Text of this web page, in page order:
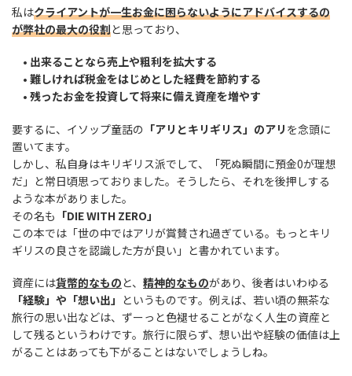
私はクライアントが一生お金に困らないようにアドバイスするの
が弊社の最大の役割と思っており、
• 出来ることなら売上や粗利を拡大する
• 難しければ税金をはじめとした経費を節約する
• 残ったお金を投資して将来に備え資産を増やす
要するに、イソップ童話の 「アリとキリギリス」のアリ を念頭に
置いてます。
しかし、私自身はキリギリス派でして、「死ぬ瞬間に預金0が理想
だ」と常日頃思っておりました。そうしたら、それを後押しする
ような本がありました。
その名も 「DIE WITH ZERO」
この本では「世の中ではアリが賞賛され過ぎている。もっとキリ
ギリスの良さを認識した方が良い」と書かれています。
資産には貨幣的なものと、 精神的なものがあり、後者はいわゆる
「経験」や「想い出」 というものです。例えば、若い頃の無茶な
旅行の思い出などは、ずーっと色褪せることがなく人生の資産と
して残るというわけです。旅行に限らず、想い出や経験の価値は上
がることはあっても下がることはないでしょうしね。